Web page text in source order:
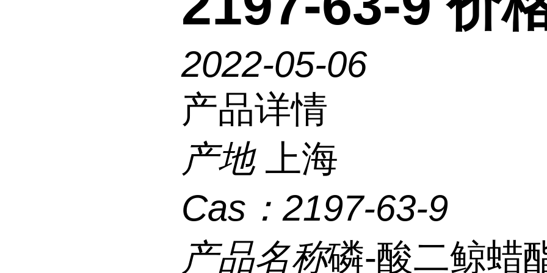
2022-05-06
产品详情
产地 上海
Cas： 2197-63-9
产品名称磷-酸二鲸蜡